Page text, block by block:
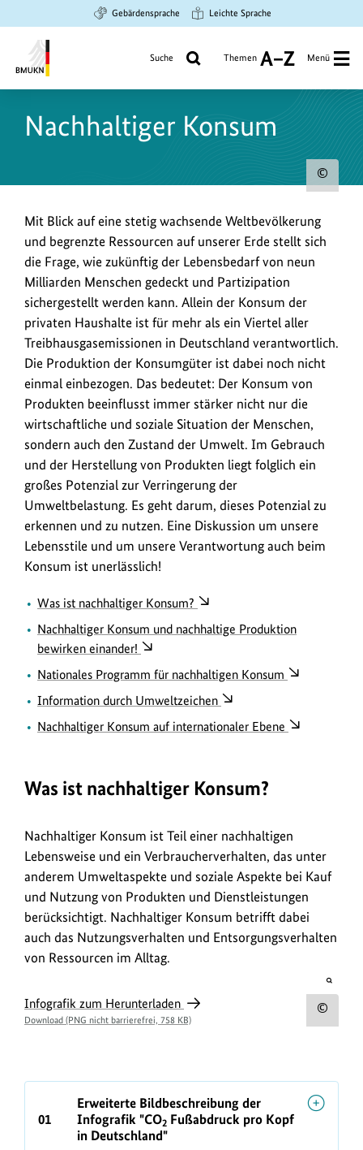
Hauptinhalt
springen
Suche
springen
Hauptnavigation
springen
Gebärdensprache Leichte Sprache
Umwelt,
und
Sicherheit
Suche Themen
A
Z
Menü
Nachhaltiger Konsum
Bild
Mit Blick auf eine stetig wachsende Weltbevölkerung
und begrenzte Ressourcen auf unserer Erde stellt sich
die Frage, wie zukünftig der Lebensbedarf von neun
Milliarden Menschen gedeckt und Partizipation
sichergestellt werden kann. Allein der Konsum der
privaten Haushalte ist für mehr als ein Viertel aller
Treibhausgasemissionen in Deutschland verantwortlich.
Die Produktion der Konsumgüter ist dabei noch nicht
einmal einbezogen. Das bedeutet: Der Konsum von
Produkten beeinflusst immer stärker nicht nur die
wirtschaftliche und soziale Situation der Menschen,
sondern auch den Zustand der Umwelt. Im Gebrauch
und der Herstellung von Produkten liegt folglich ein
großes Potenzial zur Verringerung der
Umweltbelastung. Es geht darum, dieses Potenzial zu
erkennen und zu nutzen. Eine Diskussion um unsere
Lebensstile und um unsere Verantwortung auch beim
Konsum ist unerlässlich!
Was ist nachhaltiger Konsum?
Nachhaltiger Konsum und nachhaltige Produktion
bewirken einander!
Nationales Programm für nachhaltigen Konsum
Information durch Umweltzeichen
Nachhaltiger Konsum auf internationaler Ebene
Was ist nachhaltiger Konsum?
Nachhaltiger Konsum ist Teil einer nachhaltigen
Lebensweise und ein Verbraucherverhalten, das unter
anderem Umweltaspekte und soziale Aspekte bei Kauf
und Nutzung von Produkten und Dienstleistungen
berücksichtigt. Nachhaltiger Konsum betrifft dabei
auch das Nutzungsverhalten und Entsorgungsverhalten
von Ressourcen im Alltag.
I
n
o
öffnet
Bild
Infografik zum Herunterladen
Download (PNG nicht barrierefrei, 758 KB)
01
Erweiterte Bildbeschreibung der
Infografik "CO2 Fußabdruck pro Kopf
in Deutschland"